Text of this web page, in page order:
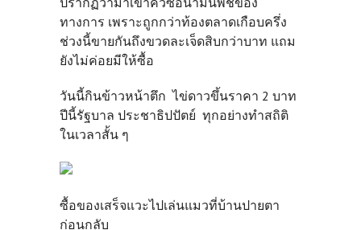
ทางการ เพราะถูกกว่าท้องตลาดเกือบครึ่ง
ช่วงนี้ขายกันถึงขวดละเจ็ดสิบกว่าบาท แถม
ยังไม่ค่อยมีให้ซื้อ
วันนี้กินข้าวหน้าตึก ไข่ดาวขึ้นราคา 2 บาท
ปีนี้รัฐบาล ประชาธิปปัตย์ ทุกอย่างทำสถิติ
ในเวลาสั้น ๆ
ซื้อของเสร็จแวะไปเล่นแมวที่บ้านปายตา
ก่อนกลับ